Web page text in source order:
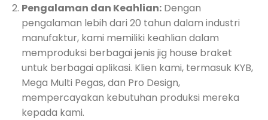
Pengalaman dan Keahlian:Dengan
pengalaman lebih dari 20 tahun dalam industri
manufaktur, kami memiliki keahlian dalam
memproduksi berbagai jenis jig house braket
untuk berbagai aplikasi. Klien kami, termasuk KYB,
Mega Multi Pegas, dan Pro Design,
mempercayakan kebutuhan produksi mereka
kepada kami.